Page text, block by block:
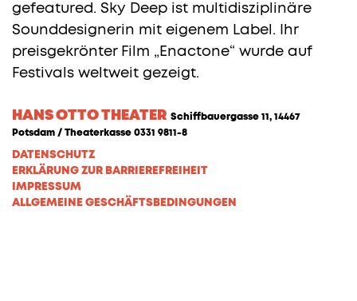
gefeatured. Sky Deep ist multidisziplinäre
Sounddesignerin mit eigenem Label. Ihr
preisgekrönter Film „Enactone“ wurde auf
Festivals weltweit gezeigt.
HANS OTTO THEATER Schiffbauergasse 11, 14467
Potsdam / Theaterkasse 0331 9811-8
DATENSCHUTZ
ERKLÄRUNG ZUR BARRIEREFREIHEIT
IMPRESSUM
ALLGEMEINE GESCHÄFTSBEDINGUNGEN